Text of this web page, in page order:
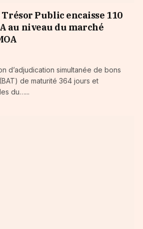
Trésor Public encaisse 110
au niveau du marché
d’adjudication simultanée de bons
de maturité 364 jours et
du…...